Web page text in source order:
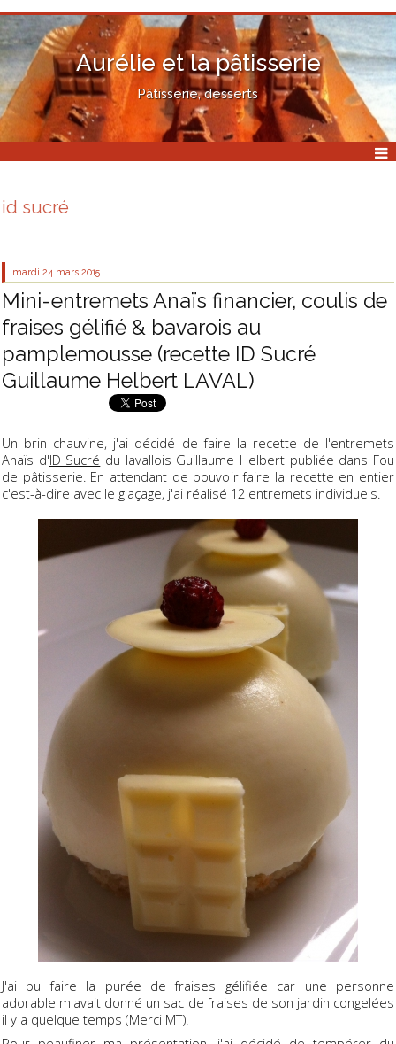
Aurélie et la pâtisserie
Pâtisserie, desserts
id sucré
mardi 24 mars 2015
Mini-entremets Anaïs financier, coulis de
fraises gélifié & bavarois au
pamplemousse (recette ID Sucré
Guillaume Helbert LAVAL)
Un brin chauvine, j'ai décidé de faire la recette de l'entremets
Anaïs d'ID Sucré du lavallois Guillaume Helbert publiée dans Fou
de pâtisserie. En attendant de pouvoir faire la recette en entier
c'est-à-dire avec le glaçage, j'ai réalisé 12 entremets individuels.
J'ai pu faire la purée de fraises gélifiée car une personne
adorable m'avait donné un sac de fraises de son jardin congelées
il y a quelque temps (Merci MT).